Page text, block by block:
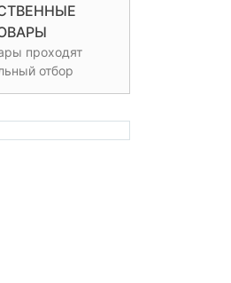
проходят
отбор